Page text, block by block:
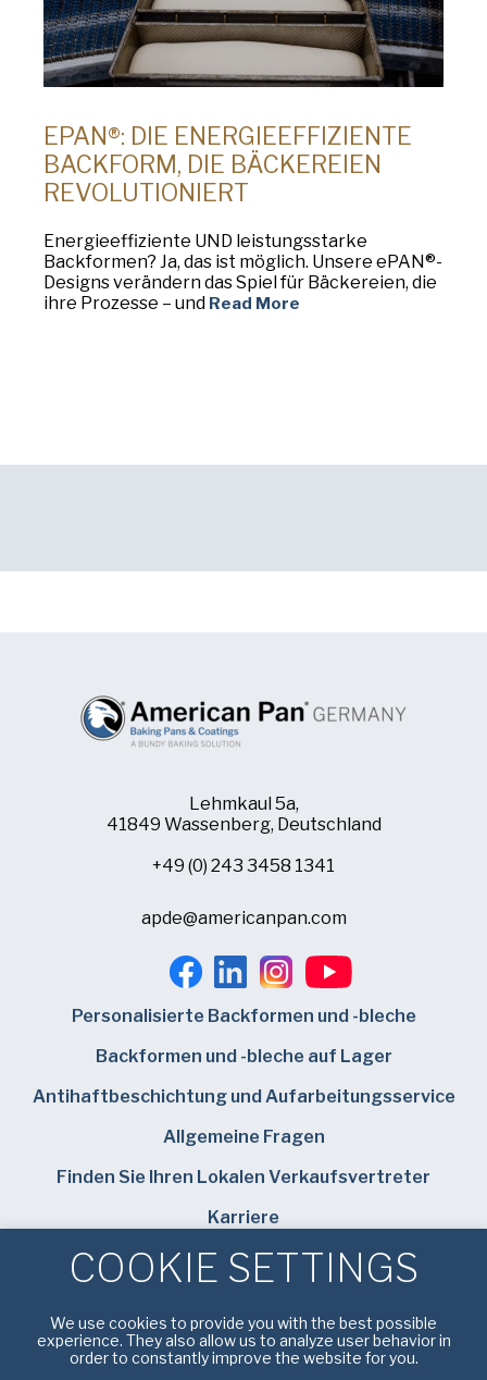
EPAN®: DIE ENERGIEEFFIZIENTE
BACKFORM, DIE BÄCKEREIEN
REVOLUTIONIERT
Energieeffiziente UND leistungsstarke
Backformen? Ja, das ist möglich. Unsere ePAN®-
Designs verändern das Spiel für Bäckereien, die
ihre Prozesse – und Read More
Lehmkaul 5a,
41849 Wassenberg, Deutschland
+49 (0) 243 3458 1341
apde@americanpan.com
Personalisierte Backformen und -bleche
Backformen und -bleche auf Lager
Antihaftbeschichtung und Aufarbeitungsservice
Allgemeine Fragen
Finden Sie Ihren Lokalen Verkaufsvertreter
Karriere
Bundy Baking Solutions
COOKIE SETTINGS
We use cookies to provide you with the best possible
experience. They also allow us to analyze user behavior in
order to constantly improve the website for you.